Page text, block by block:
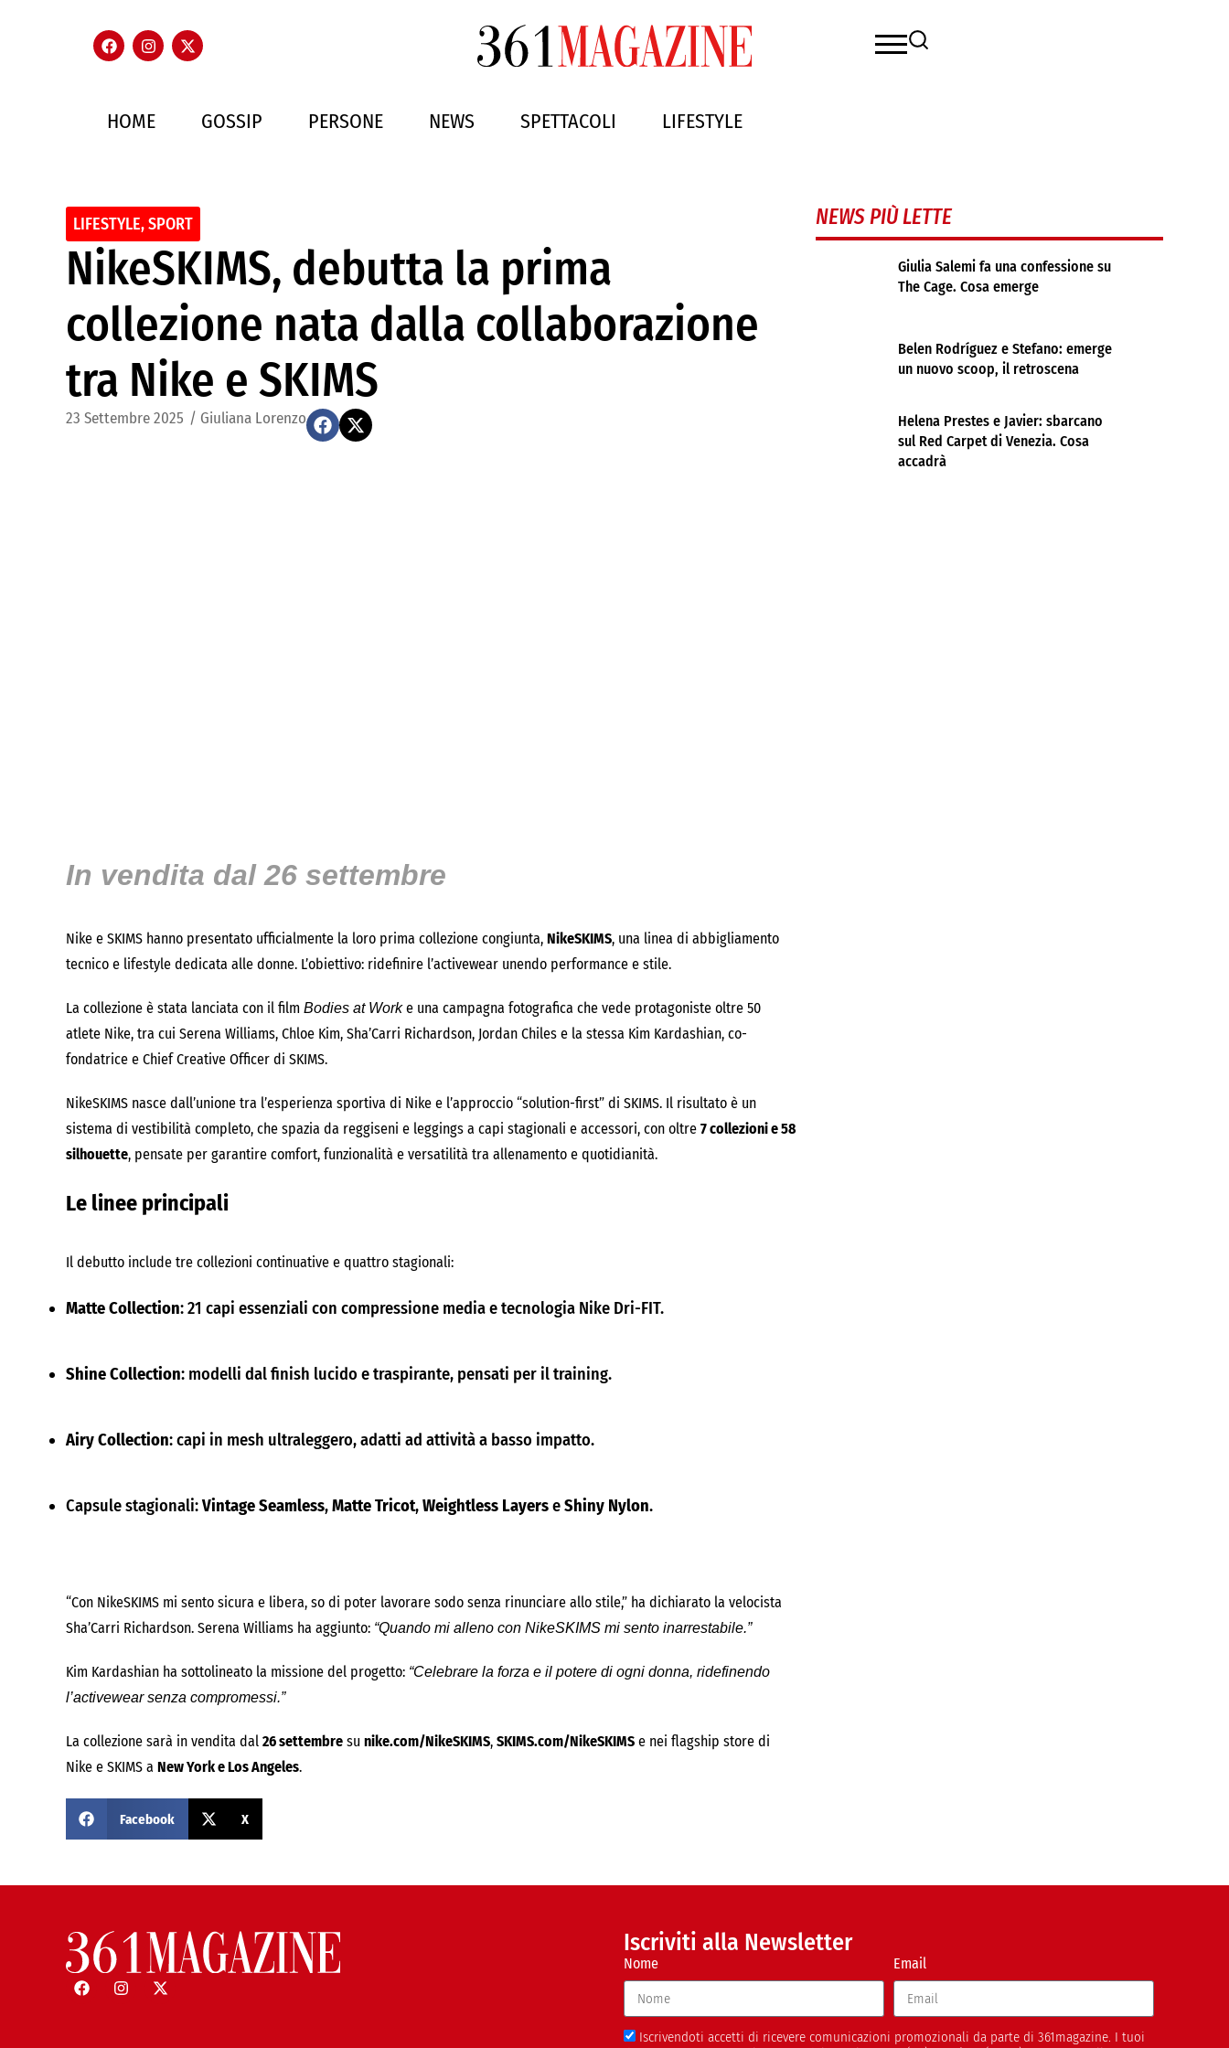
HOME GOSSIP PERSONE NEWS SPETTACOLI LIFESTYLE
LIFESTYLE,SPORT
NikeSKIMS, debutta la prima
collezione nata dalla collaborazione
tra Nike e SKIMS
23 Settembre 2025 / Giuliana Lorenzo
In vendita dal 26 settembre
Nike e SKIMS hanno presentato ufficialmente la loro prima collezione congiunta, NikeSKIMS, una linea di abbigliamento
tecnico e lifestyle dedicata alle donne. L’obiettivo: ridefinire l’activewear unendo performance e stile.
La collezione è stata lanciata con il film Bodies at Worke una campagna fotografica che vede protagoniste oltre 50
atlete Nike, tra cui Serena Williams, Chloe Kim, Sha’Carri Richardson, Jordan Chiles e la stessa Kim Kardashian, co-
fondatrice e Chief Creative Officer di SKIMS.
NikeSKIMS nasce dall’unione tra l’esperienza sportiva di Nike e l’approccio “solution-first” di SKIMS. Il risultato è un
sistema di vestibilità completo, che spazia da reggiseni e leggings a capi stagionali e accessori, con oltre 7 collezioni e 58
silhouette, pensate per garantire comfort, funzionalità e versatilità tra allenamento e quotidianità.
Le linee principali
Il debutto include tre collezioni continuative e quattro stagionali:
Matte Collection: 21 capi essenziali con compressione media e tecnologia Nike Dri-FIT.
Shine Collection: modelli dal finish lucido e traspirante, pensati per il training.
Airy Collection: capi in mesh ultraleggero, adatti ad attività a basso impatto.
Capsule stagionali:Vintage Seamless,Matte Tricot,Weightless LayerseShiny Nylon.
“Con NikeSKIMS mi sento sicura e libera, so di poter lavorare sodo senza rinunciare allo stile,” ha dichiarato la velocista
Sha’Carri Richardson. Serena Williams ha aggiunto: “Quando mi alleno con NikeSKIMS mi sento inarrestabile.”
Kim Kardashian ha sottolineato la missione del progetto: “Celebrare la forza e il potere di ogni donna, ridefinendo
l’activewear senza compromessi.”
La collezione sarà in vendita dal 26 settembre su nike.com/NikeSKIMS, SKIMS.com/NikeSKIMS e nei flagship store di
Nike e SKIMS a New York e Los Angeles.
Facebook X
NEWS PIÙ LETTE
Giulia Salemi fa una confessione su
The Cage. Cosa emerge
Belen Rodríguez e Stefano: emerge
un nuovo scoop, il retroscena
Helena Prestes e Javier: sbarcano
sul Red Carpet di Venezia. Cosa
accadrà
Iscriviti alla Newsletter
Nome Email
Iscrivendoti accetti di ricevere comunicazioni promozionali da parte di 361magazine. I tuoi